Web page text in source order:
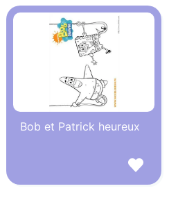
Bob et Patrick heureux